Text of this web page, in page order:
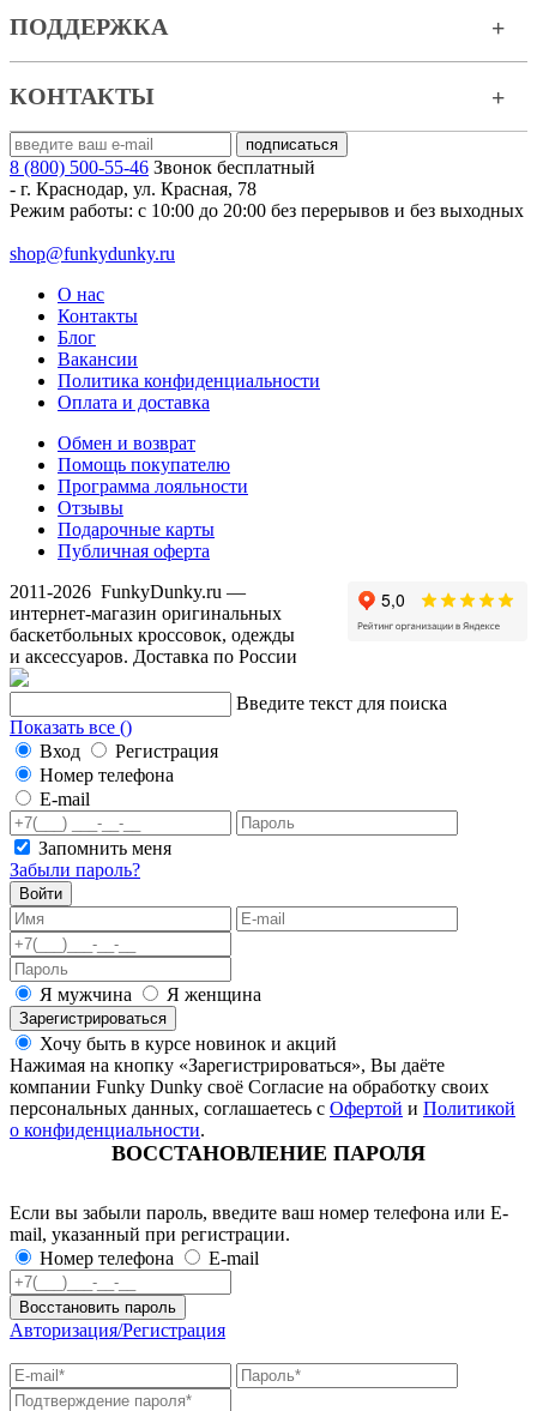
ПОДДЕРЖКА
КОНТАКТЫ
8 (800) 500-55-46 Звонок бесплатный
- г. Краснодар, ул. Красная, 78
Режим работы: с 10:00 до 20:00 без перерывов и без выходных
shop@funkydunky.ru
О нас
Контакты
Блог
Вакансии
Политика конфиденциальности
Оплата и доставка
Обмен и возврат
Помощь покупателю
Программа лояльности
Отзывы
Подарочные карты
Публичная оферта
2011-2026 FunkyDunky.ru —
интернет-магазин оригинальных
баскетбольных кроссовок, одежды
и аксессуаров. Доставка по России
Введите текст для поиска
Показать все ()
Вход
Регистрация
Номер телефона
E-mail
Запомнить меня
Забыли пароль?
Войти
Я мужчина Я женщина
Зарегистрироваться
Хочу быть в курсе новинок и акций
Нажимая на кнопку «Зарегистрироваться», Вы даёте
компании Funky Dunky своё Согласие на обработку своих
персональных данных, соглашаетесь с Офертой и Политикой
о конфиденциальности.
ВОССТАНОВЛЕНИЕ ПАРОЛЯ
Если вы забыли пароль, введите ваш номер телефона или E-
mail, указанный при регистрации.
Номер телефона
E-mail
Восстановить пароль
Авторизация/Регистрация